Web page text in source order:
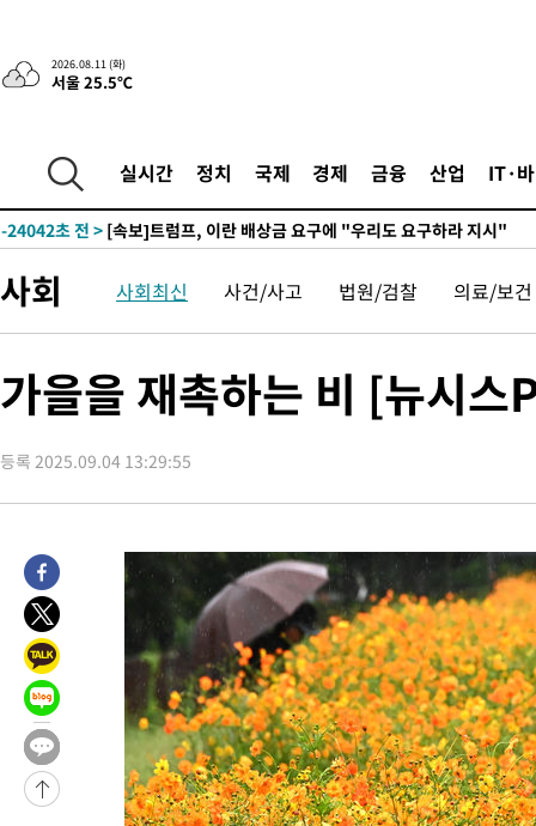
2026.08.11 (화)
서울 25.5℃
실시간 정치 국제 경제 금융 산업 IT·
-24042초 전 > [속보]트럼프, 이란 배상금 요구에 "우리도 요구하라 지시"
사회 사회최신 사건/사고 법원/검찰 의료/보건
가을을 재촉하는 비 [뉴시스
등록 2025.09.04 13:29:55